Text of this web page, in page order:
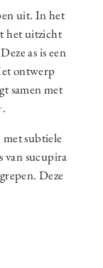
uit. In het
het uitzicht
as is een
ontwerp
samen met
.
subtiele
van sucupira
Deze